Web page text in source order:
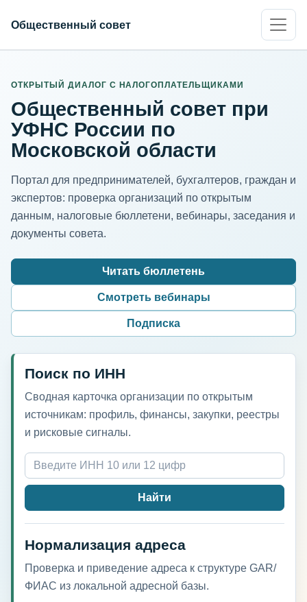
Общественный совет
ОТКРЫТЫЙ ДИАЛОГ С НАЛОГОПЛАТЕЛЬЩИКАМИ
Общественный совет при
УФНС России по
Московской области
Портал для предпринимателей, бухгалтеров, граждан и
экспертов: проверка организаций по открытым
данным, налоговые бюллетени, вебинары, заседания и
документы совета.
Читать бюллетень
Смотреть вебинары
Подписка
Поиск по ИНН
Сводная карточка организации по открытым
источникам: профиль, финансы, закупки, реестры
и рисковые сигналы.
ИНН организации
Найти
Нормализация адреса
Проверка и приведение адреса к структуре GAR/
ФИАС из локальной адресной базы.
Адрес для нормализации